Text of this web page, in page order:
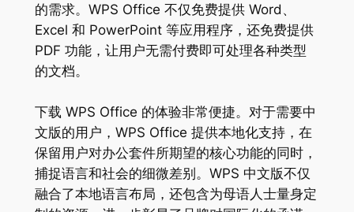
的需求。WPS Office 不仅免费提供 Word、
Excel 和 PowerPoint 等应用程序，还免费提供
PDF 功能，让用户无需付费即可处理各种类型
的文档。
下载 WPS Office 的体验非常便捷。对于需要中
文版的用户，WPS Office 提供本地化支持，在
保留用户对办公套件所期望的核心功能的同时，
捕捉语言和社会的细微差别。WPS 中文版不仅
融合了本地语言布局，还包含为母语人士量身定